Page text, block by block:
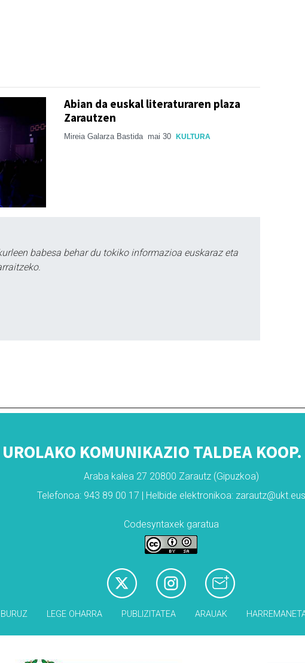
Abian da euskal literaturaren plaza
Zarautzen
Mireia Galarza Bastida mai 30 KULTURA
babesa behar du tokiko informazioa euskaraz eta
UROLAKO KOMUNIKAZIO TALDEA
Araba kalea 27 20800 Zarautz (Gipuzkoa)
Telefonoa: 943 89 00 17 | Helbide elektronikoa: zarautz@ukt.eus
Codesyntaxek garatua
LEGE OHARRA PUBLIZITATEA ARAUAK